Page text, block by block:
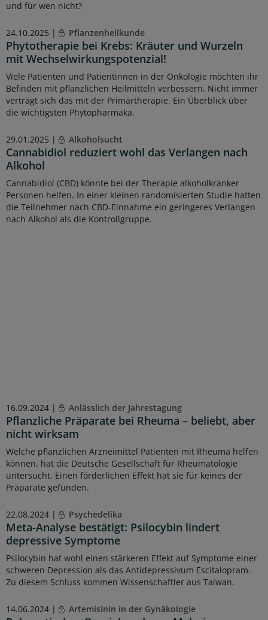
und für wen nicht?
24.10.2025 | Pflanzenheilkunde
Phytotherapie bei Krebs: Kräuter und Wurzeln
mit Wechselwirkungspotenzial!
Viele Patienten und Patientinnen in der Onkologie möchten ihr
Befinden mit pflanzlichen Heilmitteln verbessern. Nicht immer
verträgt sich das mit der Primärtherapie. Ein Überblick über
die wichtigsten Phytopharmaka.
29.01.2025 | Alkoholsucht
Cannabidiol reduziert wohl das Verlangen nach
Alkohol
Cannabidiol (CBD) könnte bei der Therapie alkoholkranker
Personen helfen. In einer kleinen randomisierten Studie hatten
die Teilnehmer nach CBD-Einnahme ein geringeres Verlangen
nach Alkohol als die Kontrollgruppe.
16.09.2024 | Anlässlich der Jahrestagung
Pflanzliche Präparate bei Rheuma – beliebt, aber
nicht wirksam
Welche pflanzlichen Arzneimittel Patienten mit Rheuma helfen
können, hat die Deutsche Gesellschaft für Rheumatologie
untersucht. Einen förderlichen Effekt hat sie für keines der
Präparate gefunden.
22.08.2024 | Psychedelika
Meta-Analyse bestätigt: Psilocybin lindert
depressive Symptome
Psilocybin hat wohl einen stärkeren Effekt auf Symptome einer
schweren Depression als das Antidepressivum Escitalopram.
Zu diesem Schluss kommen Wissenschaftler aus Taiwan.
14.06.2024 | Artemisinin in der Gynäkologie